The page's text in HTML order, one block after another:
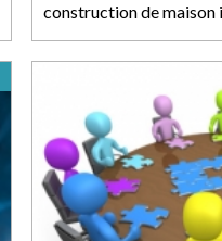
construction de